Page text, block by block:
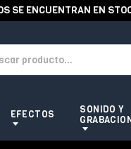
ENCUENTRAN EN STOCK -
EFECTOS
SONIDO Y